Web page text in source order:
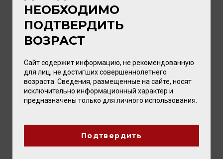
05 АВГУСТА 2026
Филипп
Лето — время, когда хочется замедлиться,
выбраться на природу и разделить радость с
близкими. А чтобы это...
НЕОБХОДИМО
ПОДТВЕРДИТЬ
ВОЗРАСТ
Сайт содержит информацию, не рекомендованную
для лиц, не достигших совершеннолетнего
возраста. Сведения, размещенные на сайте, носят
исключительно информационный характер и
предназначены только для личного использования.
Подтвердить